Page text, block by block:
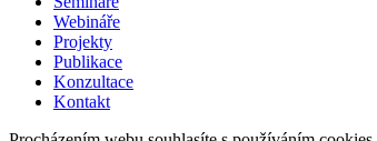
Webináře
Projekty
Publikace
Konzultace
Kontakt